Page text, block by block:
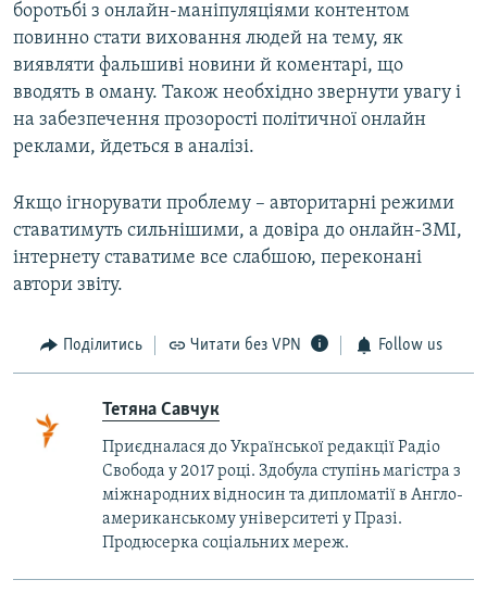
боротьбі з онлайн-маніпуляціями контентом
повинно стати виховання людей на тему, як
виявляти фальшиві новини й коментарі, що
вводять в оману. Також необхідно звернути увагу і
на забезпечення прозорості політичної онлайн
реклами, йдеться в аналізі.
Якщо ігнорувати проблему – авторитарні режими
ставатимуть сильнішими, а довіра до онлайн-ЗМІ,
інтернету ставатиме все слабшою, переконані
автори звіту.
Поділитись Читати без VPN Follow us
Тетяна Савчук
Приєдналася до Української редакції Радіо
Свобода у 2017 році. Здобула ступінь магістра з
міжнародних відносин та дипломатії в Англо-
американському університеті у Празі.
Продюсерка соціальних мереж.